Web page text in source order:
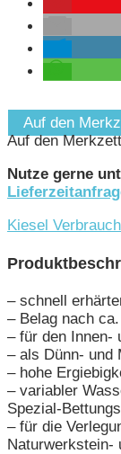
Auf den
Auf den
Nutze gerne
Kiesel
– schnell
– Belag nach
– für den Innen-
– als Dünn- und
– hohe
– variabler
Spezial-
– für die
Naturwerkstein-